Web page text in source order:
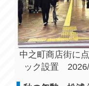
中之町商店街に
ック設置